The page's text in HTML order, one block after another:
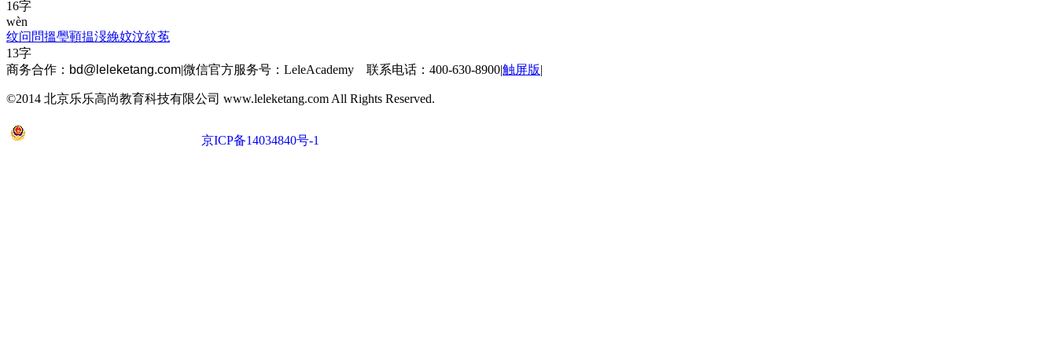
16字
wèn
纹问 問搵璺顐揾渂絻妏汶紋莬
13字
商务合作： bd@leleketang.com|微信官方服务号：LeleAcademy 联系电话：400-630-8900|触屏版|
©2014 北京乐乐高尚教育科技有限公司 www.leleketang.com All Rights Reserved.
京ICP备14034840号-1